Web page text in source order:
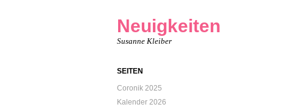
Neuigkeiten
Susanne Kleiber
SEITEN
Coronik 2025
Kalender 2026